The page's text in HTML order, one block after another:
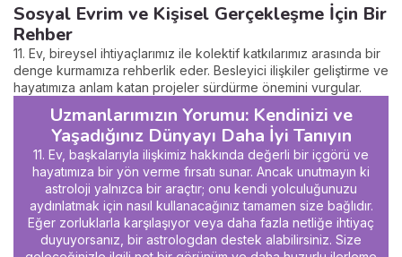
Sosyal Evrim ve Kişisel Gerçekleşme İçin Bir
Rehber
11. Ev, bireysel ihtiyaçlarımız ile kolektif katkılarımız arasında bir
denge kurmamıza rehberlik eder. Besleyici ilişkiler geliştirme ve
hayatımıza anlam katan projeler sürdürme önemini vurgular.
Uzmanlarımızın Yorumu: Kendinizi ve
Yaşadığınız Dünyayı Daha İyi Tanıyın
11. Ev, başkalarıyla ilişkimiz hakkında değerli bir içgörü ve
hayatımıza bir yön verme fırsatı sunar. Ancak unutmayın ki
astroloji yalnızca bir araçtır; onu kendi yolculuğunuzu
aydınlatmak için nasıl kullanacağınız tamamen size bağlıdır.
Eğer zorluklarla karşılaşıyor veya daha fazla netliğe ihtiyaç
duyuyorsanız, bir astrologdan destek alabilirsiniz. Size